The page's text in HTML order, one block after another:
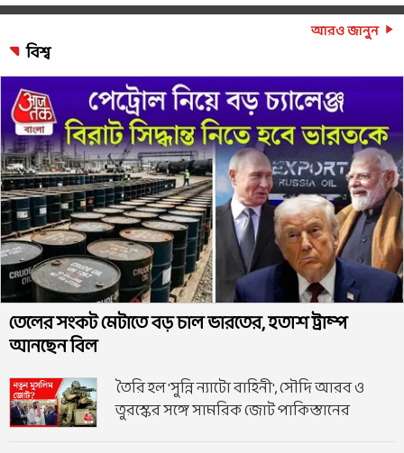
আরও জানুন
বিশ্ব
তেলের সংকট মেটাতে বড় চাল ভারতের, হতাশ ট্রাম্প
আনছেন বিল
তৈরি হল 'সুন্নি ন্যাটো বাহিনী', সৌদি আরব ও
তুরস্কের সঙ্গে সামরিক জোট পাকিস্তানের